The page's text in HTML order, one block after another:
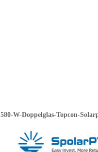
580-W-Doppelglas-Topcon-